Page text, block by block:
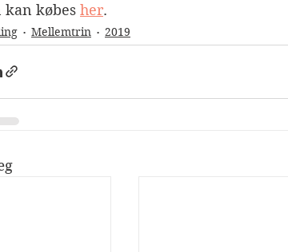
kan købes her.
Mellemtrin 2019